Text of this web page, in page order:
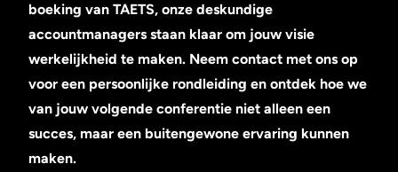
boeking van TAETS, onze deskundige
accountmanagers staan klaar om jouw visie
werkelijkheid te maken. Neem contact met ons op
voor een persoonlijke rondleiding en ontdek hoe we
van jouw volgende conferentie niet alleen een
succes, maar een buitengewone ervaring kunnen
maken.